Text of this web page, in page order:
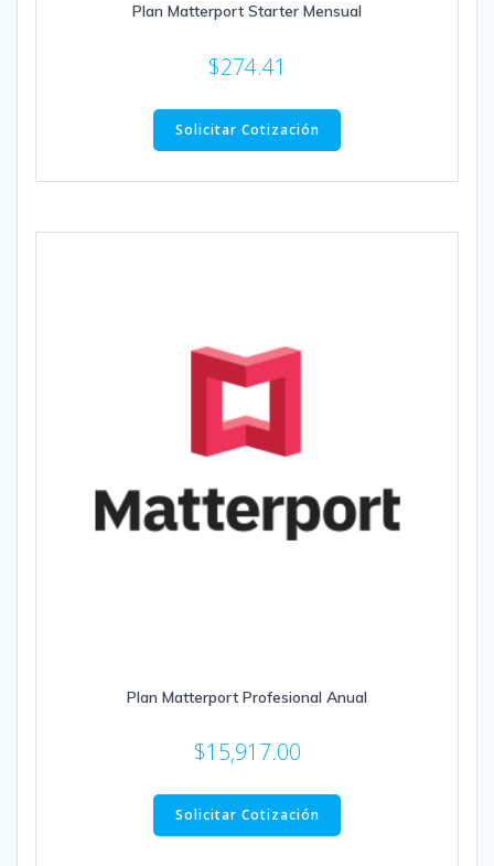
Plan Matterport Starter Mensual
$274.41
Solicitar Cotización
Plan Matterport Profesional Anual
$15,917.00
Solicitar Cotización